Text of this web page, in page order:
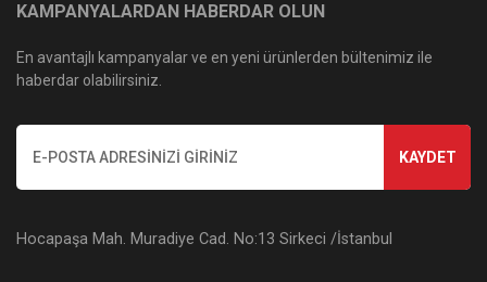
KAMPANYALARDAN HABERDAR OLUN
En avantajlı kampanyalar ve en yeni ürünlerden bültenimiz ile
haberdar olabilirsiniz.
KAYDET
Hocapaşa Mah. Muradiye Cad. No:13 Sirkeci /İstanbul